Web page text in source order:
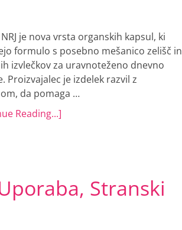
je nova vrsta organskih kapsul, ki
formulo s posebno mešanico zelišč in
izvlečkov za uravnoteženo dnevno
Proizvajalec je izdelek razvil z
da pomaga …
Reading...]
Stranski